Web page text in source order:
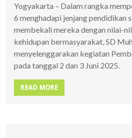
Yogyakarta – Dalam rangka
6 menghadapi jenjang pendidikan
membekali mereka dengan nilai-
kehidupan bermasyarakat, SD
menyelenggarakan kegiatan
pada tanggal 2 dan 3 Juni 2025.
READ MORE